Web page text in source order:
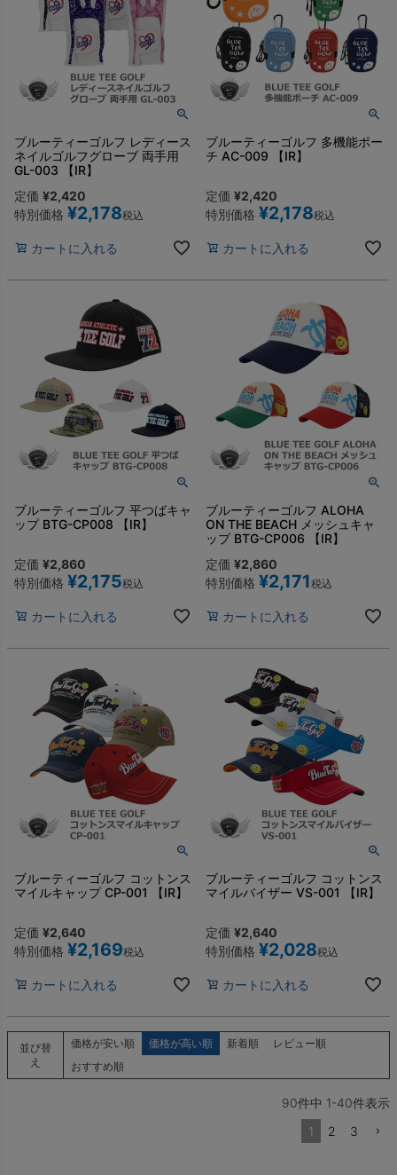
ブルーティーゴルフ レディース
ネイルゴルフグローブ 両手用
GL-003 【IR】
定価 ¥2,420
特別価格 ¥2,178税込
カートに入れる
ブルーティーゴルフ 多機能ポー
チ AC-009 【IR】
定価 ¥2,420
特別価格 ¥2,178税込
カートに入れる
ブルーティーゴルフ 平つばキャ
ップ BTG-CP008 【IR】
定価 ¥2,860
特別価格 ¥2,175税込
カートに入れる
ブルーティーゴルフ ALOHA
ON THE BEACH メッシュキャ
ップ BTG-CP006 【IR】
定価 ¥2,860
特別価格 ¥2,171税込
カートに入れる
ブルーティーゴルフ コットンス
マイルキャップ CP-001 【IR】
定価 ¥2,640
特別価格 ¥2,169税込
カートに入れる
ブルーティーゴルフ コットンス
マイルバイザー VS-001 【IR】
定価 ¥2,640
特別価格 ¥2,028税込
カートに入れる
並び替
え
価格が安い順 価格が高い順 新着順
レビュー順
おすすめ順
90件中 1-40件表示
1
2 3